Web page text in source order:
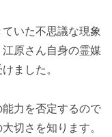
いた不思議な現象
原さん自身の霊媒
ました。
力を否定するので
切さを知ります。